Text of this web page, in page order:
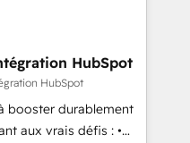
in the ecosystem,
that speaks for itself.
model, delivering
in the UK, USA,
Singapore, and
HubSpot
HubSpot
booster durablement
aux vrais défis : •